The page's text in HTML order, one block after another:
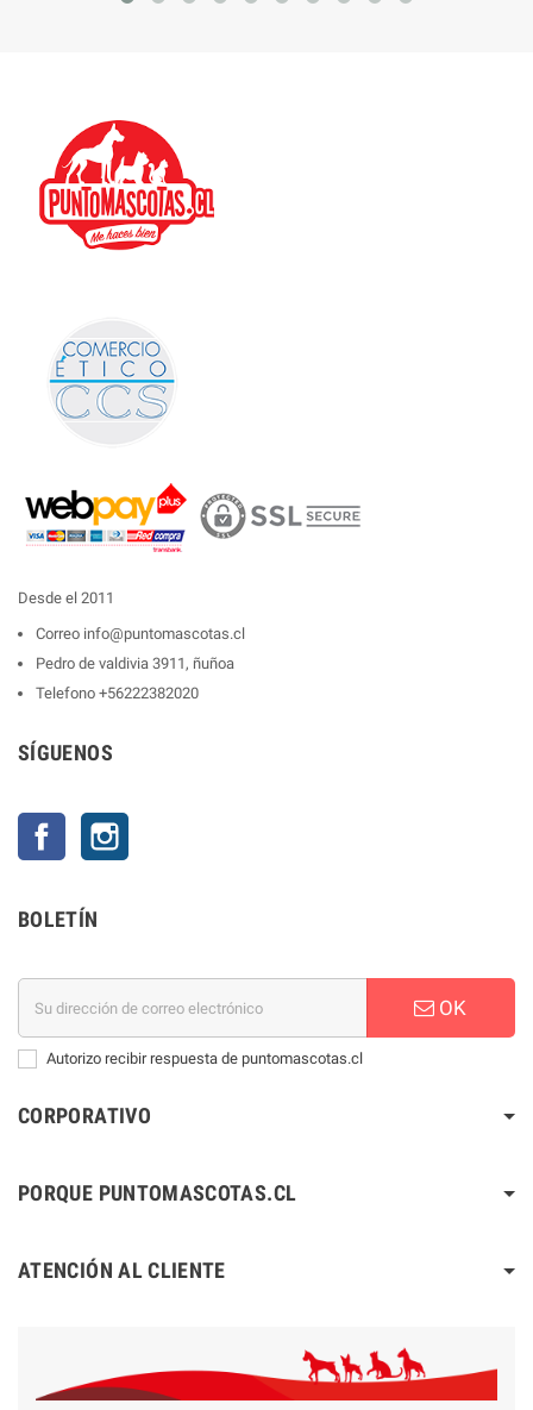
Desde el 2011
Correo info@puntomascotas.cl
Pedro de valdivia 3911, ñuñoa
Telefono +56222382020
SÍGUENOS
Facebook
BOLETÍN
OK
Autorizo recibir respuesta de puntomascotas.cl
CORPORATIVO
PORQUE PUNTOMASCOTAS.CL
ATENCIÓN AL CLIENTE